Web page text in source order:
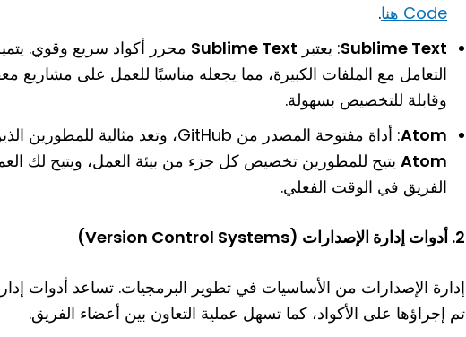
Code هنا
.
Sublime Text: يعتبر Sublime Text محرر أكواد سريع وقوي.
التعامل مع الملفات الكبيرة، مما يجعله مناسبًا للعمل على مشاريع
وقابلة للتخصيص بسهولة.
Atom: أداة مفتوحة المصدر من GitHub، وتعد مثالية للمطورين الذين يحتاجون إلى بيئة مرنة للتطوير.
Atom يتيح للمطورين تخصيص كل جزء من بيئة العمل، ويتيح لك
الفريق في الوقت الفعلي.
2. أدوات إدارة الإصدارات (Version Control Systems)
إدارة الإصدارات من الأساسيات في تطوير البرمجيات. تساعد أدوات
تم إجراؤها على الأكواد، كما تسهل عملية التعاون بين أعضاء الفريق.